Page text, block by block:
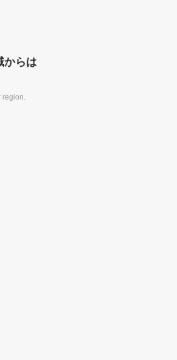
からは
region.